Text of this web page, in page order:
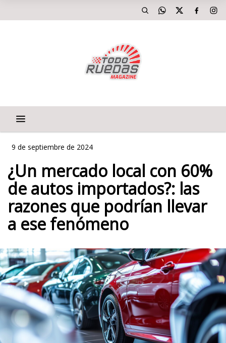
9 de septiembre de 2024
¿Un mercado local con 60%
de autos importados?: las
razones que podrían llevar
a ese fenómeno